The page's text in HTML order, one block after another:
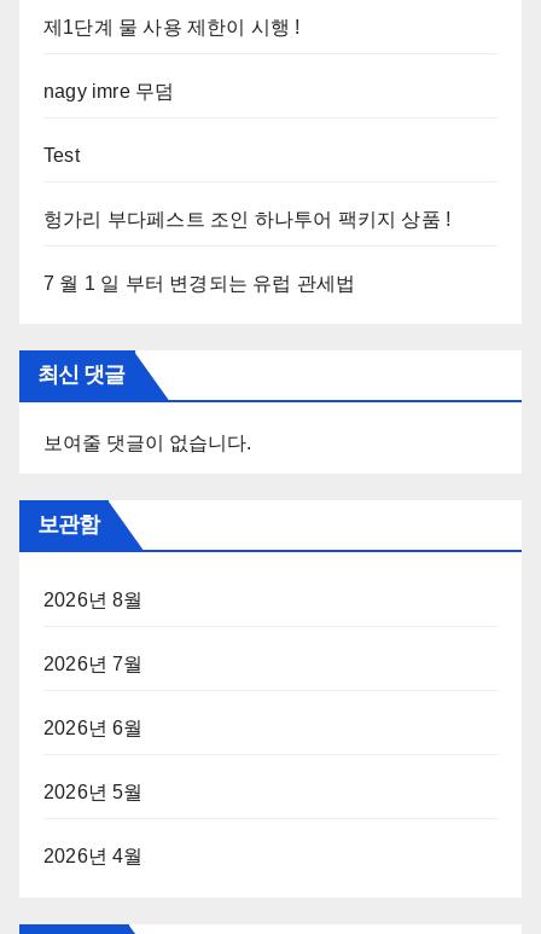
제1단계 물 사용 제한이 시행 !
nagy imre 무덤
Test
헝가리 부다페스트 조인 하나투어 팩키지 상품 !
7 월 1 일 부터 변경되는 유럽 관세법
최신 댓글
보여줄 댓글이 없습니다.
보관함
2026년 8월
2026년 7월
2026년 6월
2026년 5월
2026년 4월